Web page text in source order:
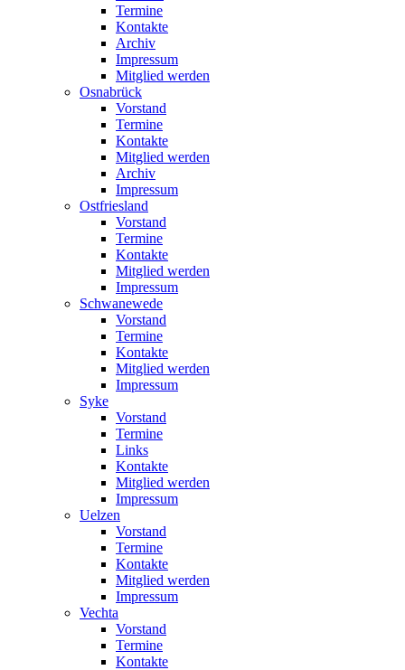
Termine
Kontakte
Archiv
Impressum
Mitglied werden
Osnabrück
Vorstand
Termine
Kontakte
Mitglied werden
Archiv
Impressum
Ostfriesland
Vorstand
Termine
Kontakte
Mitglied werden
Impressum
Schwanewede
Vorstand
Termine
Kontakte
Mitglied werden
Impressum
Syke
Vorstand
Termine
Links
Kontakte
Mitglied werden
Impressum
Uelzen
Vorstand
Termine
Kontakte
Mitglied werden
Impressum
Vechta
Vorstand
Termine
Kontakte